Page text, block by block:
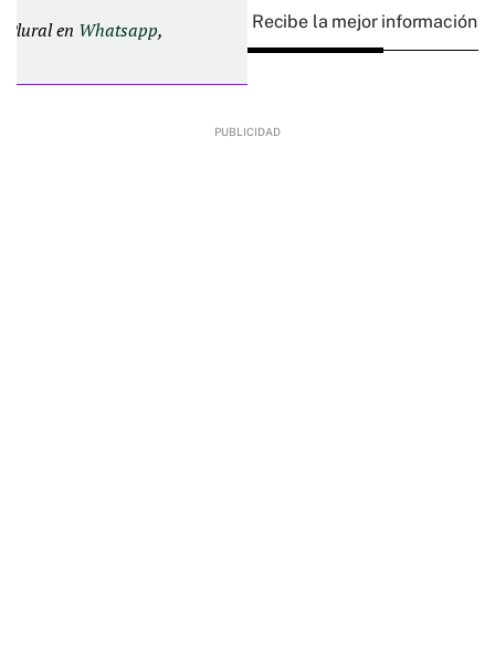
Plural en Whatsapp, Recibe la mejor información